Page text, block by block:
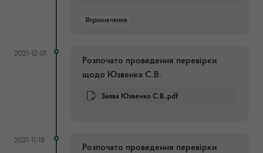
#призначення
2021-12-01
Розпочато проведення перевірки
щодо Юзвенка С.В.
Заява Юзвенко С.В..pdf
2021-11-18
Розпочато проведення перевірки